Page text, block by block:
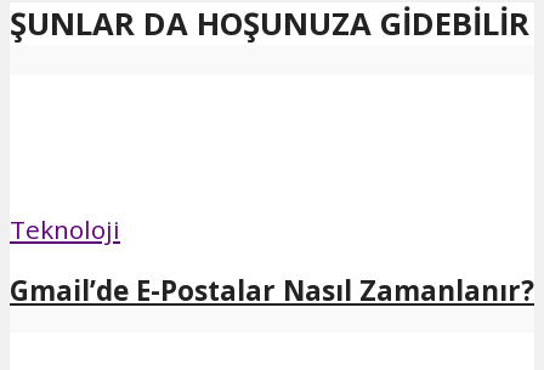
ŞUNLAR DA HOŞUNUZA GIDEBILIR
Teknoloji
Gmail’de E-Postalar Nasıl Zamanlanır?